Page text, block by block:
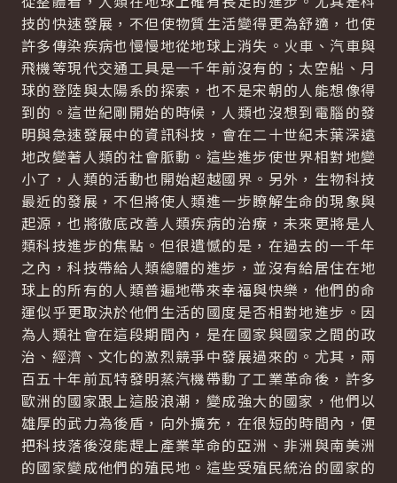
技的快速發展，不但使物質生活變得更為舒適，也使
許多傳染疾病也慢慢地從地球上消失。火車、汽車與
飛機等現代交通工具是一千年前沒有的；太空船、月
球的登陸與太陽系的探索，也不是宋朝的人能想像得
到的。這世紀剛開始的時候，人類也沒想到電腦的發
明與急速發展中的資訊科技，會在二十世紀末葉深遠
地改變著人類的社會脈動。這些進步使世界相對地變
小了，人類的活動也開始超越國界。另外，生物科技
最近的發展，不但將使人類進一步瞭解生命的現象與
起源，也將徹底改善人類疾病的治療，未來更將是人
類科技進步的焦點。但很遺憾的是，在過去的一千年
之內，科技帶給人類總體的進步，並沒有給居住在地
球上的所有的人類普遍地帶來幸福與快樂，他們的命
運似乎更取決於他們生活的國度是否相對地進步。因
為人類社會在這段期間內，是在國家與國家之間的政
治、經濟、文化的激烈競爭中發展過來的。尤其，兩
百五十年前瓦特發明蒸汽機帶動了工業革命後，許多
歐洲的國家跟上這股浪潮，變成強大的國家，他們以
雄厚的武力為後盾，向外擴充，在很短的時間內，便
把科技落後沒能趕上產業革命的亞洲、非洲與南美洲
的國家變成他們的殖民地。這些受殖民統治的國家的